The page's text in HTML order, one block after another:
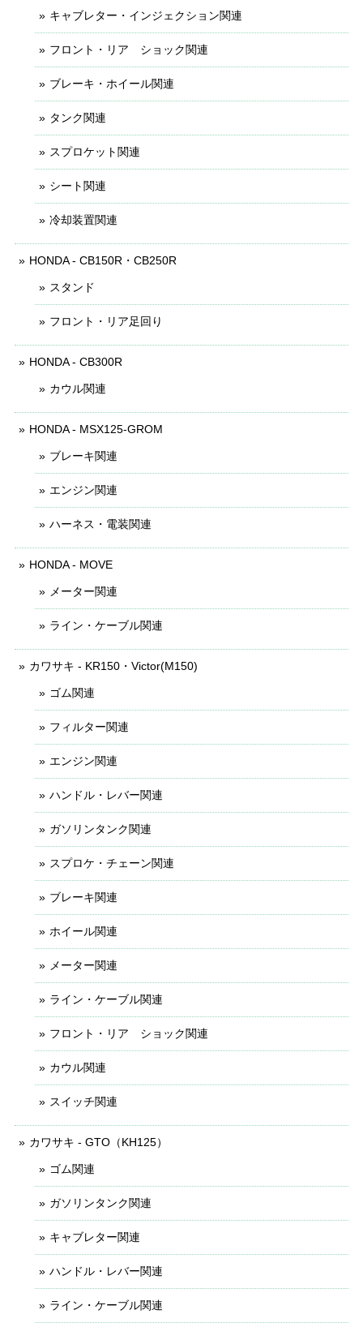
キャブレター・インジェクション関連
フロント・リア ショック関連
ブレーキ・ホイール関連
タンク関連
スプロケット関連
シート関連
冷却装置関連
HONDA - CB150R・CB250R
スタンド
フロント・リア足回り
HONDA - CB300R
カウル関連
HONDA - MSX125-GROM
ブレーキ関連
エンジン関連
ハーネス・電装関連
HONDA - MOVE
メーター関連
ライン・ケーブル関連
カワサキ - KR150・Victor(M150)
ゴム関連
フィルター関連
エンジン関連
ハンドル・レバー関連
ガソリンタンク関連
スプロケ・チェーン関連
ブレーキ関連
ホイール関連
メーター関連
ライン・ケーブル関連
フロント・リア ショック関連
カウル関連
スイッチ関連
カワサキ - GTO（KH125）
ゴム関連
ガソリンタンク関連
キャブレター関連
ハンドル・レバー関連
ライン・ケーブル関連